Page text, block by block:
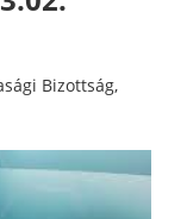
Bizottság,